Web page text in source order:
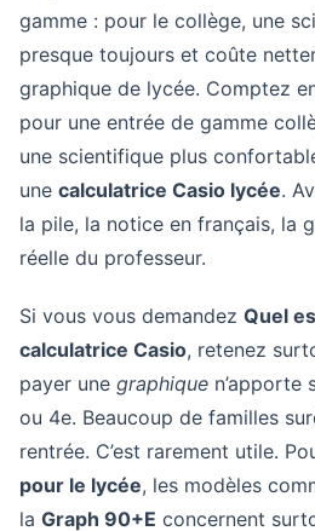
gamme : pour le collège, une
presque toujours et coûte
graphique de lycée. Comptez
pour une entrée de gamme
une scientifique plus
une calculatrice Casio lycée.
la pile, la notice en français, la
réelle du professeur.
Si vous vous demandez Quel
calculatrice Casio, retenez
payer une graphique n’apporte
ou 4e. Beaucoup de familles
rentrée. C’est rarement utile.
pour le lycée, les modèles
la Graph 90+E concernent